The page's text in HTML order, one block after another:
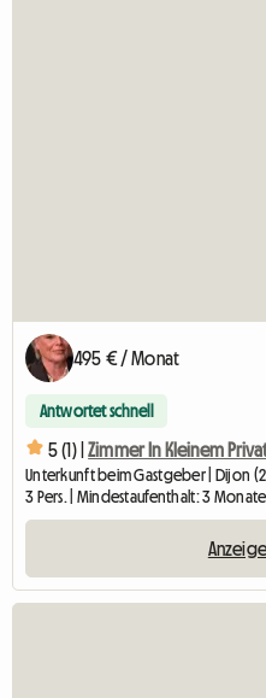
495 € / Monat
Antwortet schnell
5 (1) | Zimmer In Kleinem
Unterkunft beim Gastgeber | Dijon
3 Pers. | Mindestaufenthalt: 3 Monate